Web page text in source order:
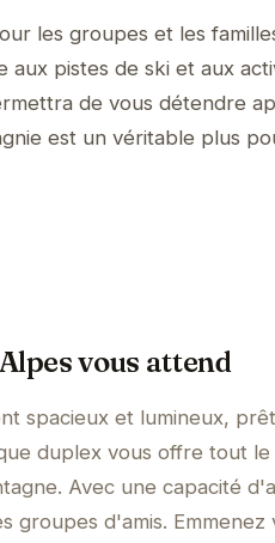
les groupes et les
pistes de ski et aux
de vous détendre
est un véritable plus
vous attend
spacieux et lumineux,
duplex vous offre tout
Avec une capacité
d'amis. Emmenez